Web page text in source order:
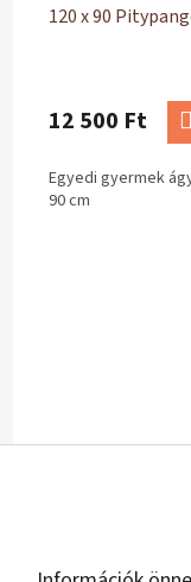
120 x 90
12 500 Ft
Egyedi gyermek
90 cm